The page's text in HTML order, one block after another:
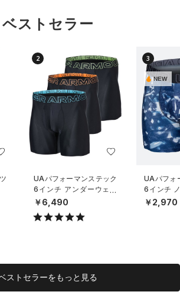
ベストセラー
2
UAパフォーマンステック
6インチ アンダーウェア
（3枚セット）（トレーニ
ング/MEN）
￥6,490
3
NEW
UAパフォ
6インチ
ダーウェ
グ/MEN）
￥2,970
ストセラーをもっと見る